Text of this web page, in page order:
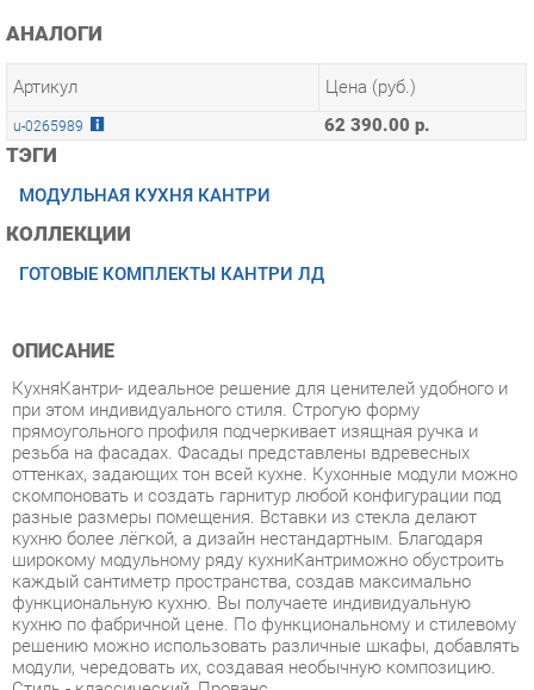
Артикул
u-0265989 62 390.00 р.
ТЭГИ
МОДУЛЬНАЯ КУХНЯ КАНТРИ
КОЛЛЕКЦИИ
ГОТОВЫЕ КОМПЛЕКТЫ КАНТРИ ЛД
ОПИСАНИЕ
прямоугольного профиля подчеркивает изящная ручка и
оттенках, задающих тон всей кухне. Кухонные модули можно
скомпоновать и создать гарнитур любой конфигурации под
разные размеры помещения. Вставки из стекла делают
кухню более лёгкой, а дизайн нестандартным. Благодаря
широкому модульному ряду кухниКантриможно обустроить
каждый сантиметр пространства, создав максимально
функциональную кухню. Вы получаете индивидуальную
кухню по фабричной цене. По функциональному и стилевому
решению можно использовать различные шкафы, добавлять
модули, чередовать их, создавая необычную композицию.
Стиль - классический, Прованс.
Условия покупки
Благодаря качественным фото, исчерпывающей информации